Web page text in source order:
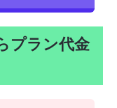
プラン代金